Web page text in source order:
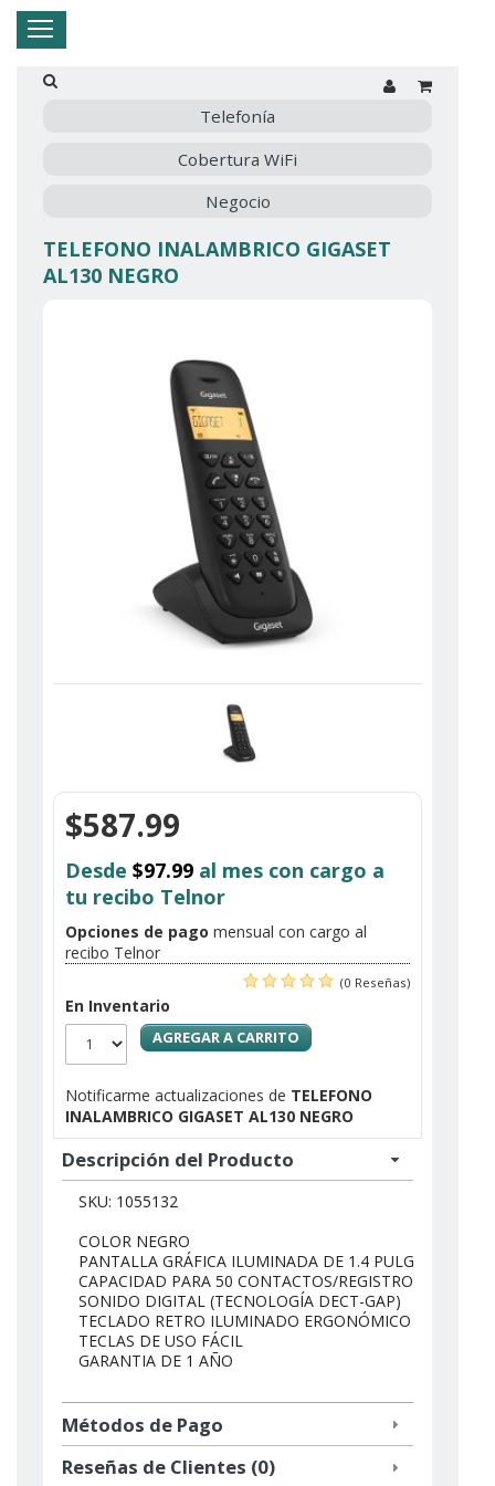
Hogar
Telefonía
Cobertura WiFi
Negocio
TELEFONO INALAMBRICO GIGASET
AL130 NEGRO
$587.99
Desde$97.99 al mes con cargo a
tu recibo Telnor
Opciones de pago mensual con cargo al
recibo Telnor
(0 Reseñas)
En Inventario
AGREGAR A CARRITO
Notificarme actualizaciones de TELEFONO
INALAMBRICO GIGASET AL130 NEGRO
Descripción del Producto
SKU: 1055132
COLOR NEGRO
PANTALLA GRÁFICA ILUMINADA DE 1.4 PULGADAS
CAPACIDAD PARA 50 CONTACTOS/REGISTROS
SONIDO DIGITAL (TECNOLOGÍA DECT-GAP)
TECLADO RETRO ILUMINADO ERGONÓMICO
TECLAS DE USO FÁCIL
GARANTIA DE 1 AÑO
Métodos de Pago
Reseñas de Clientes (0)